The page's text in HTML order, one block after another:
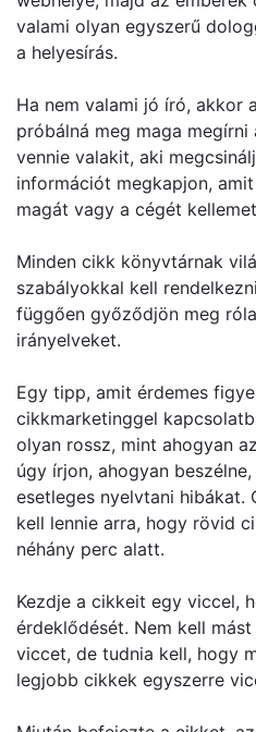
valami olyan egyszerű
a helyesírás.
Ha nem valami jó író, akkor
próbálná meg maga
vennie valakit, aki
információt megkapjon,
magát vagy a cégét
Minden cikk könyvtárnak
szabályokkal kell
függően győződjön meg
irányelveket.
Egy tipp, amit érdemes
cikkmarketinggel
olyan rossz, mint ahogyan
úgy írjon, ahogyan
esetleges nyelvtani hibákat.
kell lennie arra, hogy rövid
néhány perc alatt.
Kezdje a cikkeit egy viccel,
érdeklődését. Nem kell
viccet, de tudnia kell, hogy
legjobb cikkek egyszerre